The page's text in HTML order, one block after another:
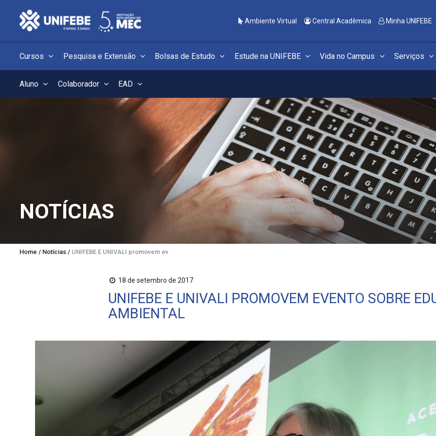
Ambiente Virtual Central Acadêmica Minha UNIFEBE
Cursos Pesquisa e Extensão Bolsas de Estudo Estude na UNIFEBE Vida no Campus Serviços
Aluno Colaborador EAD
NOTÍCIAS
Home / Notícias / UNIFEBE E UNIVALI promovem evento sobre educação ambiental
18 de setembro de 2017
UNIFEBE E UNIVALI PROMOVEM EVENTO SOBRE
AMBIENTAL